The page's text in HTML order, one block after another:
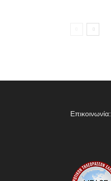
Επικοινωνία: